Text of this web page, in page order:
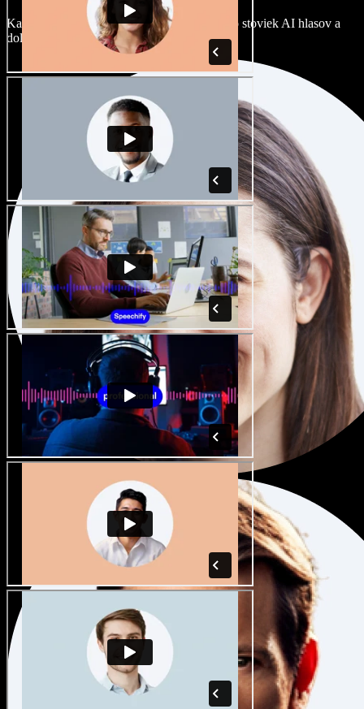
Každý projekt môže znieť inak. Vyberte si zo stoviek AI hlasov a
dolaďte si ich podľa seba.